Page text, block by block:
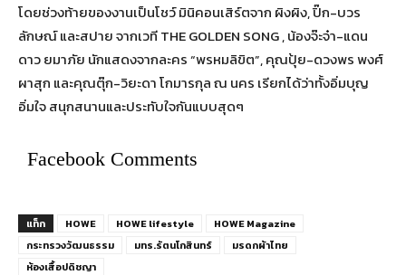
โดยช่วงท้ายของงานเป็นโชว์ มินิคอนเสิร์ตจาก ผิงผิง, ปิ๊ก-บวร
ลักษณ์ และสปาย จากเวที THE GOLDEN SONG , น้องจ๊ะจ๋า-แดน
ดาว ยมาภัย นักแสดงจากละคร “พรหมลิขิต”, คุณปุ้ย-ดวงพร พงศ์
ผาสุก และคุณตุ๊ก-วิยะดา โกมารกุล ณ นคร เรียกได้ว่าทั้งอิ่มบุญ
อิ่มใจ สนุกสนานและประทับใจกันแบบสุดๆ
Facebook Comments
แท็ก HOWE HOWE lifestyle
HOWE Magazine
กระทรวงวัฒนธรรม
มทร.รัตนโกสินทร์
มรดกผ้าไทย
ห้องเสื้อปดิชญา